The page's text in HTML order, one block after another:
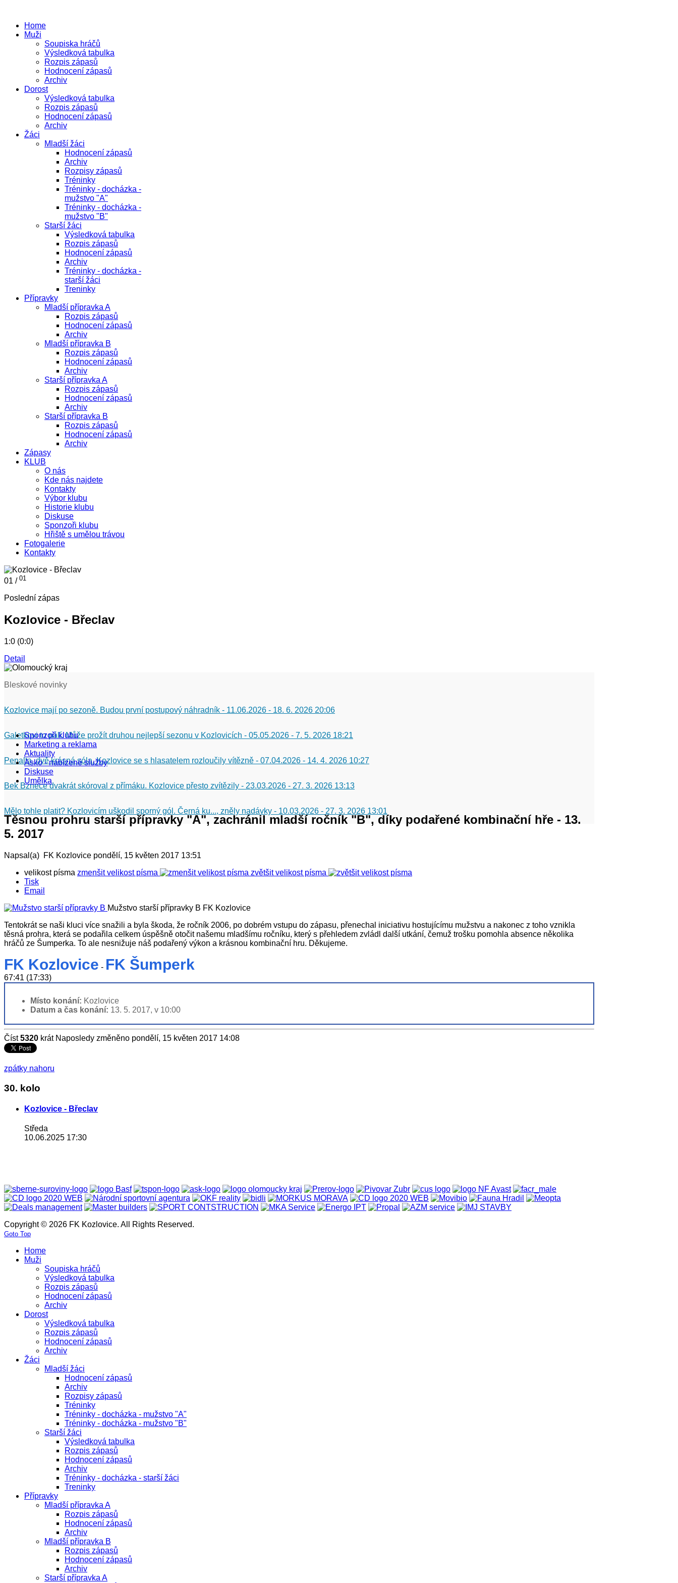
Home
Muži
Soupiska hráčů
Výsledková tabulka
Rozpis zápasů
Hodnocení zápasů
Archiv
Dorost
Výsledková tabulka
Rozpis zápasů
Hodnocení zápasů
Archiv
Žáci
Mladší žáci
Hodnocení zápasů
Archiv
Rozpisy zápasů
Tréninky
Tréninky - docházka -
mužstvo "A"
Tréninky - docházka -
mužstvo "B"
Starší žáci
Výsledková tabulka
Rozpis zápasů
Hodnocení zápasů
Archiv
Tréninky - docházka -
starší žáci
Treninky
Přípravky
Mladší přípravka A
Rozpis zápasů
Hodnocení zápasů
Archiv
Mladší přípravka B
Rozpis zápasů
Hodnocení zápasů
Archiv
Starší přípravka A
Rozpis zápasů
Hodnocení zápasů
Archiv
Starší přípravka B
Rozpis zápasů
Hodnocení zápasů
Archiv
Zápasy
KLUB
O nás
Kde nás najdete
Kontakty
Výbor klubu
Historie klubu
Diskuse
Sponzoři klubu
Hřiště s umělou trávou
Fotogalerie
Kontakty
01 / 01
Poslední zápas
Kozlovice - Břeclav
1:0 (0:0)
Detail
Bleskové novinky
Kozlovice mají po sezoně. Budou první postupový náhradník - 11.06.2026 - 18. 6. 2026 20:06
Galetkovi to pálí. Může prožít druhou nejlepší sezonu v Kozlovicích - 05.05.2026 - 7. 5. 2026 18:21
Penalta, dvě krásná sóla. Kozlovice se s hlasatelem rozloučily vítězně - 07.04.2026 - 14. 4. 2026 10:27
Bek Bznece dvakrát skóroval z přímáku. Kozlovice přesto zvítězily - 23.03.2026 - 27. 3. 2026 13:13
Mělo tohle platit? Kozlovicím uškodil sporný gól. Černá ku..., zněly nadávky - 10.03.2026 - 27. 3. 2026 13:01
Sponzoři klubu
Marketing a reklama
Aktuality
Asko - nabízené služby
Diskuse
Umělka
Těsnou prohru starší přípravky "A", zachránil mladší ročník "B", díky podařené kombinační hře - 13.
5. 2017
Napsal(a) FK Kozlovice pondělí, 15 květen 2017 13:51
velikost písma zmenšit velikost písma
zvětšit velikost písma
Tisk
Email
Mužstvo starší přípravky B FK Kozlovice
Tentokrát se naši kluci více snažili a byla škoda, že ročník 2006, po dobrém vstupu do zápasu, přenechal iniciativu hostujícímu mužstvu a nakonec z toho vznikla
těsná prohra, která se podařila celkem úspěšně otočit našemu mladšímu ročníku, který s přehledem zvládl další utkání, čemuž trošku pomohla absence několika
hráčů ze Šumperka. To ale nesnižuje náš podařený výkon a krásnou kombinační hru. Děkujeme.
FK Kozlovice - FK Šumperk
67:41 (17:33)
Místo konání: Kozlovice
Datum a čas konání: 13. 5. 2017, v 10:00
Číst5320 krát Naposledy změněno pondělí, 15 květen 2017 14:08
zpátky nahoru
30. kolo
Kozlovice - Břeclav
Středa
10.06.2025 17:30
Copyright © 2026 FK Kozlovice. All Rights Reserved.
Goto Top
Home
Muži
Soupiska hráčů
Výsledková tabulka
Rozpis zápasů
Hodnocení zápasů
Archiv
Dorost
Výsledková tabulka
Rozpis zápasů
Hodnocení zápasů
Archiv
Žáci
Mladší žáci
Hodnocení zápasů
Archiv
Rozpisy zápasů
Tréninky
Tréninky - docházka - mužstvo "A"
Tréninky - docházka - mužstvo "B"
Starší žáci
Výsledková tabulka
Rozpis zápasů
Hodnocení zápasů
Archiv
Tréninky - docházka - starší žáci
Treninky
Přípravky
Mladší přípravka A
Rozpis zápasů
Hodnocení zápasů
Archiv
Mladší přípravka B
Rozpis zápasů
Hodnocení zápasů
Archiv
Starší přípravka A